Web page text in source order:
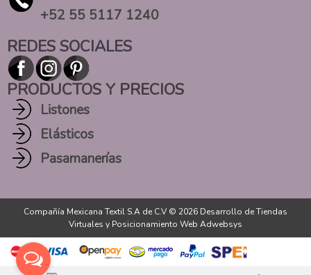
+52 55 5117 1240
REDES SOCIALES
PRODUCTOS Y PRECIOS
Listones
Elásticos
Pasamanerías
Compañía Mexicana Textil S.A de C.V © 2026 Desarrollo de Tiendas
Virtuales y Posicionamiento Web Adwebsys